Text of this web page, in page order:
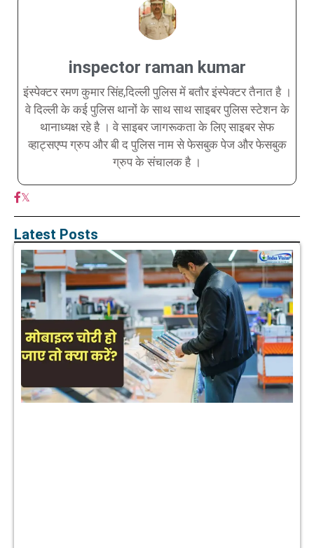
inspector raman kumar
इंस्पेक्टर रमण कुमार सिंह,दिल्ली पुलिस में बतौर इंस्पेक्टर तैनात है ।
वे दिल्ली के कई पुलिस थानों के साथ साथ साइबर पुलिस स्टेशन के
थानाध्यक्ष रहे है । वे साइबर जागरूकता के लिए साइबर सेफ
व्हाट्सएप्प ग्रुप और बी द पुलिस नाम से फेसबुक पेज और फेसबुक
ग्रुप के संचालक है ।
𝕏
Latest Posts